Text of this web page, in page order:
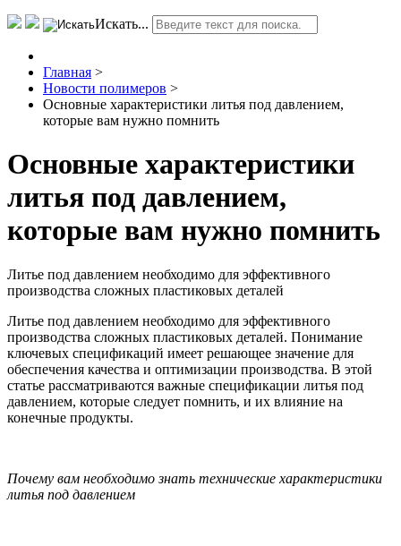
Искать...
Главная >
Новости полимеров >
Основные характеристики литья под давлением,
которые вам нужно помнить
Основные характеристики
литья под давлением,
которые вам нужно помнить
Литье под давлением необходимо для эффективного
производства сложных пластиковых деталей
Литье под давлением необходимо для эффективного
производства сложных пластиковых деталей. Понимание
ключевых спецификаций имеет решающее значение для
обеспечения качества и оптимизации производства. В этой
статье рассматриваются важные спецификации литья под
давлением, которые следует помнить, и их влияние на
конечные продукты.
Почему вам необходимо знать технические характеристики
литья под давлением